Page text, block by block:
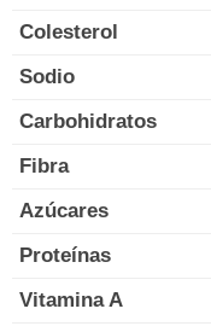
Colesterol
Sodio
Carbohidratos
Fibra
Azúcares
Proteínas
Vitamina A